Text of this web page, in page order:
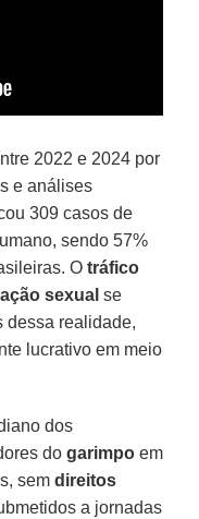
2022 e 2024 por
e análises
309 casos de
sendo 57%
Otráfico
sexual se
dessa realidade,
lucrativo em meio
dos
dogarimpo em
semdireitos
a jornadas